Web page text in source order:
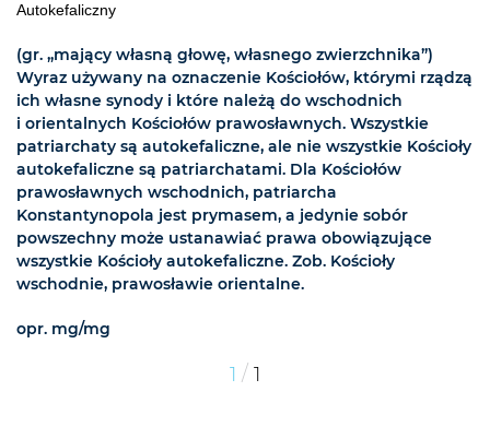
Autokefaliczny
(gr. „mający własną głowę, własnego zwierzchnika”)
Wyraz używany na oznaczenie Kościołów, którymi rządzą
ich własne synody i które należą do wschodnich
i orientalnych Kościołów prawosławnych. Wszystkie
patriarchaty są autokefaliczne, ale nie wszystkie Kościoły
autokefaliczne są patriarchatami. Dla Kościołów
prawosławnych wschodnich, patriarcha
Konstantynopola jest prymasem, a jedynie sobór
powszechny może ustanawiać prawa obowiązujące
wszystkie Kościoły autokefaliczne. Zob. Kościoły
wschodnie, prawosławie orientalne.
opr. mg/mg
1 / 1